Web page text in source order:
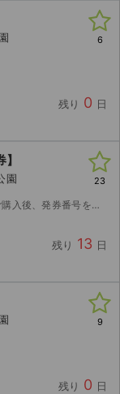
残り 0 日
6
園
ニにてはっけん願いいたします。
残り 13 日
23
残り 0 日
9